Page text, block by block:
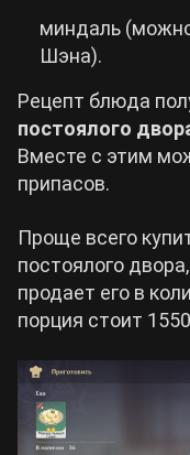
миндаль
Шэна).
Рецепт блюда
постоялого
Вместе с этим
припасов.
Проще всего
постоялого двора,
продает его в
порция стоит 1550